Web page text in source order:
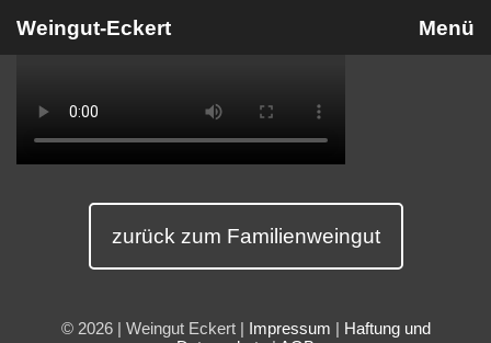
Menü
Weingut-Eckert
zurück zum Familienweingut
© 2026 | Weingut Eckert | Impressum | Haftung und